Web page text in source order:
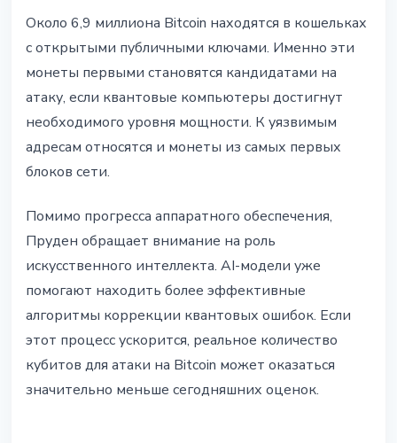
Около 6,9 миллиона Bitcoin находятся в кошельках
с открытыми публичными ключами. Именно эти
монеты первыми становятся кандидатами на
атаку, если квантовые компьютеры достигнут
необходимого уровня мощности. К уязвимым
адресам относятся и монеты из самых первых
блоков сети.
Помимо прогресса аппаратного обеспечения,
Пруден обращает внимание на роль
искусственного интеллекта. AI-модели уже
помогают находить более эффективные
алгоритмы коррекции квантовых ошибок. Если
этот процесс ускорится, реальное количество
кубитов для атаки на Bitcoin может оказаться
значительно меньше сегодняшних оценок.